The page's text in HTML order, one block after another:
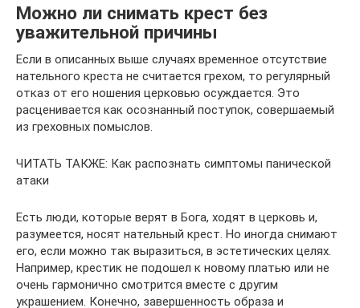
Можно ли снимать крест без
уважительной причины
Если в описанных выше случаях временное отсутствие
нательного креста не считается грехом, то регулярный
отказ от его ношения церковью осуждается. Это
расценивается как осознанный поступок, совершаемый
из греховных помыслов.
ЧИТАТЬ ТАКЖЕ: Как распознать симптомы панической
атаки
Есть люди, которые верят в Бога, ходят в церковь и,
разумеется, носят нательный крест. Но иногда снимают
его, если можно так выразиться, в эстетических целях.
Например, крестик не подошел к новому платью или не
очень гармонично смотрится вместе с другим
украшением. Конечно, завершенность образа и